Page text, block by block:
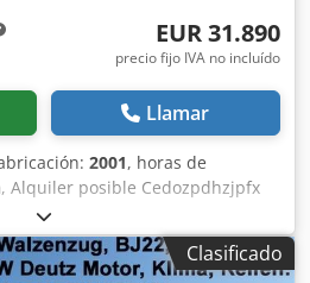
EUR 31.890
precio fijo IVA no incluído
Llamar
2001, horas de
, Alquiler posible Cedozpdhzjpfx
= Póngase en contacto con Tobias
Clasificado